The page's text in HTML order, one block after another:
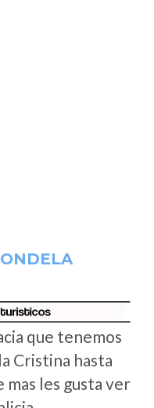
que tenemos
Cristina hasta
mas les gusta ver